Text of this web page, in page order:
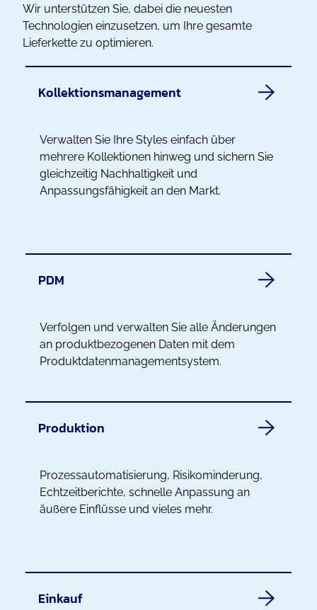
Wir unterstützen Sie, dabei die neuesten
Technologien einzusetzen, um Ihre gesamte
Lieferkette zu optimieren.
Kollektionsmanagement
Verwalten Sie Ihre Styles einfach über
mehrere Kollektionen hinweg und sichern Sie
gleichzeitig Nachhaltigkeit und
Anpassungsfähigkeit an den Markt.
PDM
Verfolgen und verwalten Sie alle Änderungen
an produktbezogenen Daten mit dem
Produktdatenmanagementsystem.
Produktion
Prozessautomatisierung, Risikominderung,
Echtzeitberichte, schnelle Anpassung an
äußere Einflüsse und vieles mehr.
Einkauf